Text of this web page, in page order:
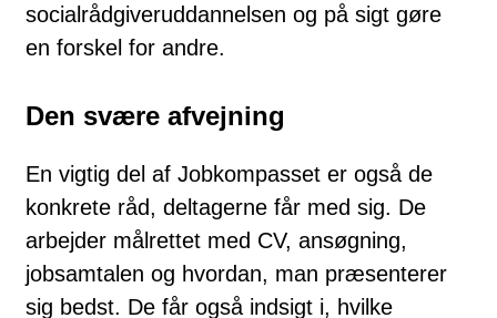
socialrådgiveruddannelsen og på sigt gøre
en forskel for andre.
Den svære afvejning
En vigtig del af Jobkompasset er også de
konkrete råd, deltagerne får med sig. De
arbejder målrettet med CV, ansøgning,
jobsamtalen og hvordan, man præsenterer
sig bedst. De får også indsigt i, hvilke